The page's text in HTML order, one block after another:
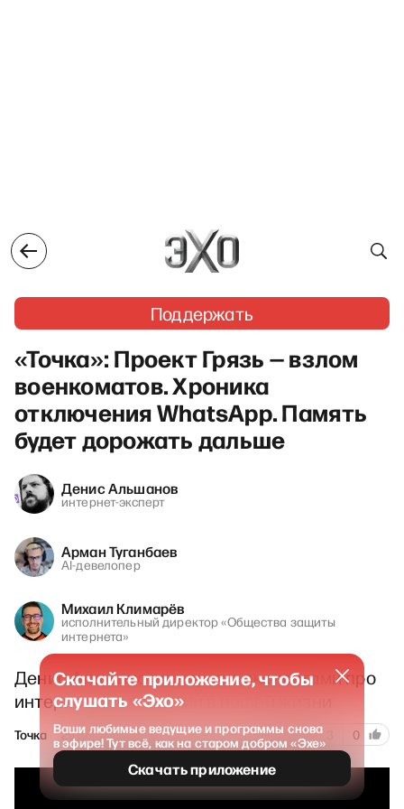
Поддержать
«Точка»: Проект Грязь — взлом
военкоматов. Хроника
отключения WhatsApp. Память
будет дорожать дальше
Денис Альшанов
интернет-эксперт
Арман Туганбаев
AI-девелопер
Михаил Климарёв
исполнительный директор «Общества защиты
интернета»
Денис Альшанов говорит с экспертами про
интернет и технологии в нашей жизни
Точка 29 декабря 2025 240 0
Скачайте приложение, чтобы
слушать «Эхо»
Ваши любимые ведущие и программы снова
в эфире! Тут всё, как на старом добром «Эхе»
Скачать приложение